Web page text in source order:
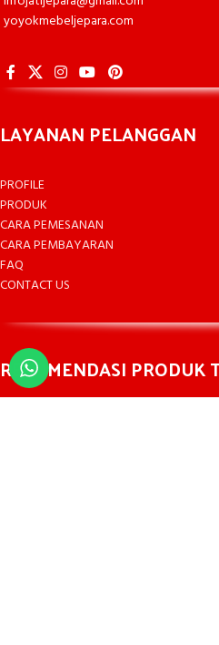
yoyokmebeljepara.com
LAYANAN PELANGGAN
PROFILE
PRODUK
CARA PEMESANAN
CARA PEMBAYARAN
FAQ
CONTACT US
REKOMENDASI PRODUK